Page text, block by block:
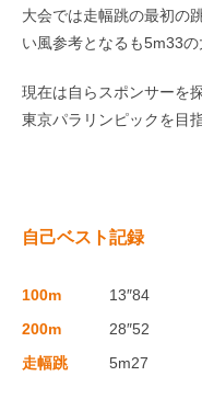
大会では走幅跳の最初の
い風参考となるも5m33の
現在は自らスポンサーを
東京パラリンピックを目
自己ベスト記録
100m
13″84
200m
28″52
走幅跳
5m27